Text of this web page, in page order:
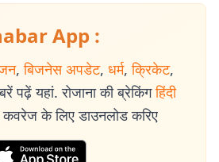
App :
, बिजनेस अपडेट, धर्म, क्रिकेट,
पढ़ें यहां. रोजाना की ब्रेकिंग हिंदी
के लिए डाउनलोड करिए